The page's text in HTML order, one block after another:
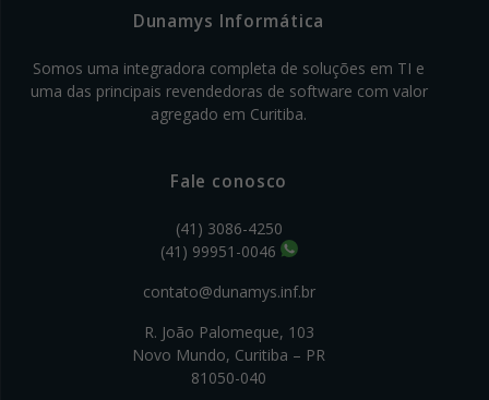
Dunamys Informática
Somos uma integradora completa de soluções em TI e
uma das principais revendedoras de software com valor
agregado em Curitiba.
Fale conosco
(41) 3086-4250
(41) 99951-0046
contato@dunamys.inf.br
R. João Palomeque, 103
Novo Mundo, Curitiba – PR
81050-040